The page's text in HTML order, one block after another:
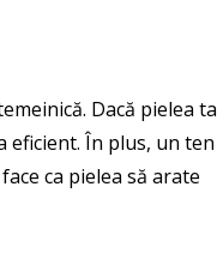
Dacă pielea ta
eficient. În plus, un ten
ca pielea să arate